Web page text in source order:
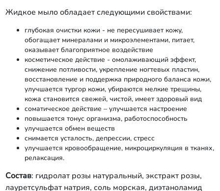
Жидкое мыло обладает следующими свойствами:
глубокая очистки кожи - не пересушивает кожу,
обогащает минералами и микроэлементами, питает,
оказывает благоприятное воздействие
косметическое действие - омолаживающий эффект,
снижение потливости, укрепление ногтевых пластин,
восстановление и поддержка природного баланса кожи,
улучшается тургор кожи, убираются мелкие трещины,
кожа становится свежей, чистой, имеет здоровый вид
соматическое действие – улучшается настроение
повышается тонус организма, работоспособность
улучшается обмен веществ
снимается усталость, депрессии, стресс
улучшается кровообращение, микроциркуляция в тканях,
релаксация.
Состав: гидролат розы натуральный, экстракт розы,
лауретсульфат натрия, соль морская, диэтаноламид